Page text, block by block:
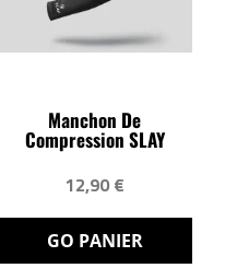
Manchon De
Compression SLAY
12,90 €
GO PANIER